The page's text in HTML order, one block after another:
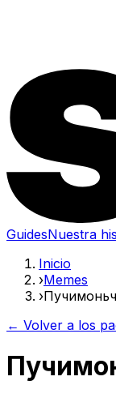
GuidesNuestra
Inicio
›Memes
›
← Volver a los